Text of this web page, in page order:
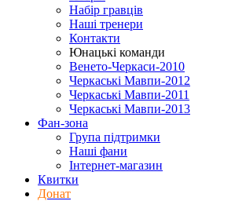
Набір гравців
Наші тренери
Контакти
Юнацькі команди
Венето-Черкаси-2010
Черкаські Мавпи-2012
Черкаські Мавпи-2011
Черкаські Мавпи-2013
Фан-зона
Група підтримки
Наші фани
Інтернет-магазин
Квитки
Донат